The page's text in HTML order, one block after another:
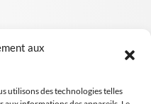
aux
utilisons des technologies telles